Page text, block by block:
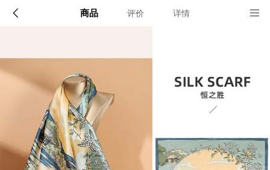
商品 评价 详情
配送说明
店铺信息